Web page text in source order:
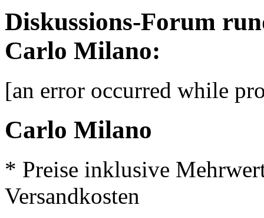
Diskussions-Forum
Carlo Milano:
[an error occurred while
Carlo Milano
* Preise inklusive
Versandkosten